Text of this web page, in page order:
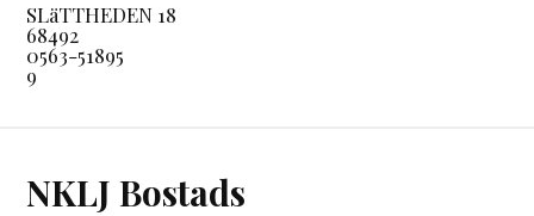
SLäTTHEDEN 18
68492
0563-51895
9
NKLJ Bostads